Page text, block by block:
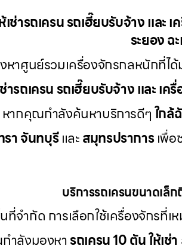
ช่ารถเครน รถเฮี๊ยบรับจ้าง แล
ระยอง ฉ
าศูนย์รวมเครื่องจักรกลหนักที่ได้
ารถเครน รถเฮี๊ยบรับจ้าง และ
ากคุณกำลังค้นหาบริการดีๆใกล้
รา จันทบุรีและสมุทรปราการเพื่อ
บริการรถเครนขนาดเล็
ที่จำกัด การเลือกใช้เครื่องจักรที่เ
ำลังมองหารถเครน 10 ตัน ให้เช่า